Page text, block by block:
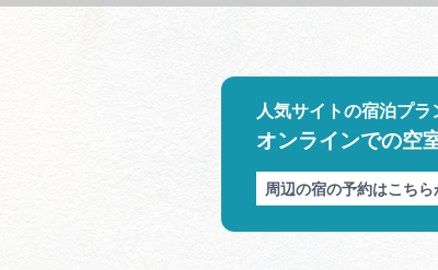
人気サイトの宿泊プラ
オンラインでの空
周辺の宿の予約はこちら